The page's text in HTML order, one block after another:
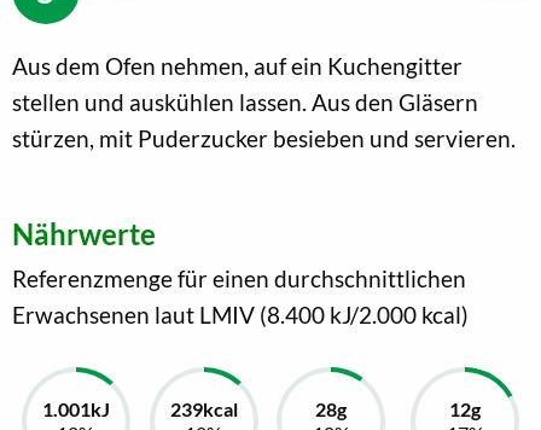
Aus dem Ofen nehmen, auf ein Kuchengitter
stellen und auskühlen lassen. Aus den Gläsern
stürzen, mit Puderzucker besieben und servieren.
Nährwerte
Referenzmenge für einen durchschnittlichen
Erwachsenen laut LMIV (8.400 kJ/2.000 kcal)